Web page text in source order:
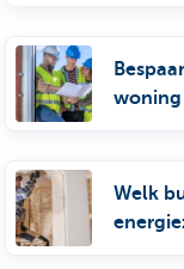
woning
Welk